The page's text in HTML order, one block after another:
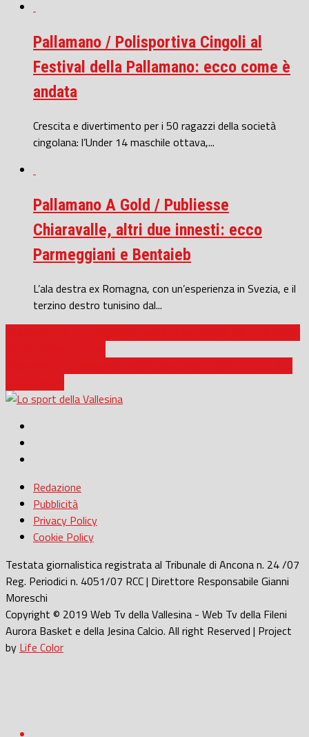
Pallamano / Polisportiva Cingoli al
Festival della Pallamano: ecco come è
andata
Crescita e divertimento per i 50 ragazzi della società
cingolana: l’Under 14 maschile ottava,...
Pallamano A Gold / Publiesse
Chiaravalle, altri due innesti: ecco
Parmeggiani e Bentaieb
L’ala destra ex Romagna, con un’esperienza in Svezia, e il
terzino destro tunisino dal...
Redazione
Pubblicità
Privacy Policy
Cookie Policy
Testata giornalistica registrata al Tribunale di Ancona n. 24 /07
Reg. Periodici n. 4051/07 RCC | Direttore Responsabile Gianni
Moreschi
Copyright © 2019 Web Tv della Vallesina - Web Tv della Fileni
Aurora Basket e della Jesina Calcio. All right Reserved | Project
by Life Color